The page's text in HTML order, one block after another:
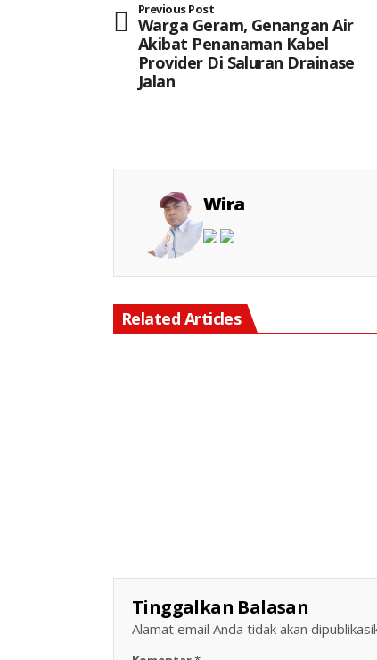
Previous Post
Warga Geram, Genangan Air
Akibat Penanaman Kabel
Provider Di Saluran Drainase
Jalan
Wira
Related Articles
Tinggalkan Balasan
Alamat email Anda tidak akan